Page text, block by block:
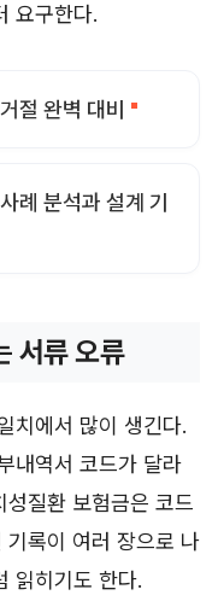
요구한다.
절 완벽 대비
례 분석과 설계 기
서류 오류
치에서 많이 생긴다.
내역서 코드가 달라
질환 보험금은 코드
록이 여러 장으로 나
읽히기도 한다.